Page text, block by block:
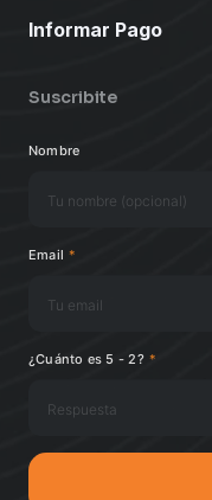
Informar Pago
Suscribite
Nombre
Email *
¿Cuánto es 5 - 2? *